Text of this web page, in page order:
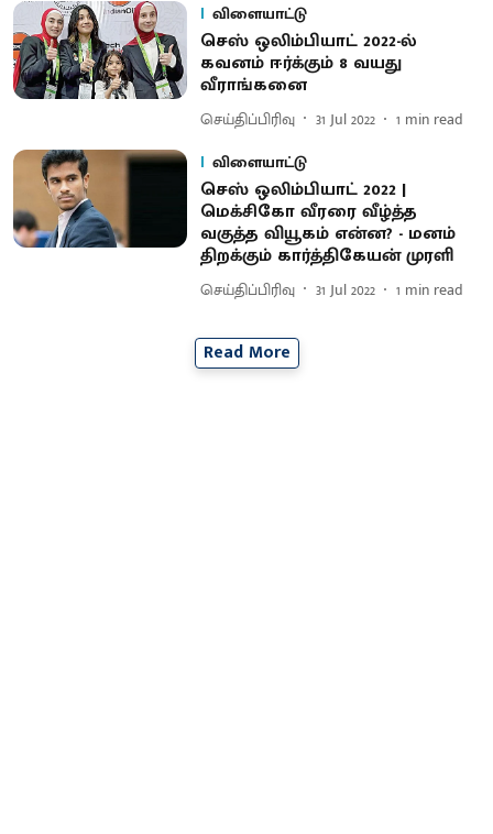
விளையாட்டு
செஸ் ஒலிம்பியாட் 2022-ல்
கவனம் ஈர்க்கும் 8 வயது
வீராங்கனை
செய்திப்பிரிவு 31 Jul 2022 1 min read
விளையாட்டு
செஸ் ஒலிம்பியாட் 2022 |
மெக்சிகோ வீரரை வீழ்த்த
வகுத்த வியூகம் என்ன? - மனம்
திறக்கும் கார்த்திகேயன் முரளி
செய்திப்பிரிவு 31 Jul 2022 1 min read
Read More